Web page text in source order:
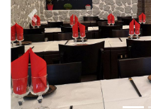
Previous